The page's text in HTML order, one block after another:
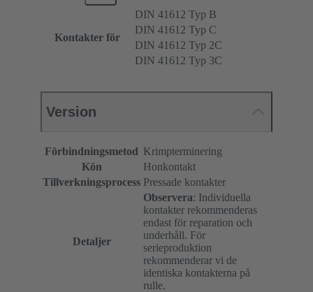
Kontakter för
DIN 41612 Typ B
DIN 41612 Typ C
DIN 41612 Typ 2C
DIN 41612 Typ 3C
Version
Förbindningsmetod Krimpterminering
Kön
Honkontakt
Tillverkningsprocess Pressade kontakter
Detaljer
Observera: Individuella
kontakter rekommenderas
endast för reparation och
underhåll. För
serieproduktion
rekommenderar vi de
identiska kontakterna på
rulle.